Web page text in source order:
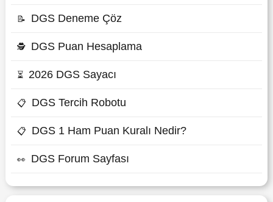
📝 DGS Deneme Çöz
🕵 DGS Puan Hesaplama
⏳ 2026 DGS Sayacı
📋 DGS Tercih Robotu
📋 DGS 1 Ham Puan Kuralı Nedir?
👀 DGS Forum Sayfası